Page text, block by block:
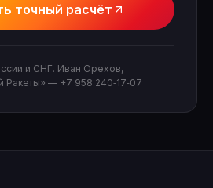
точный расчёт
и СНГ. Иван Орехов,
Ракеты» — +7 958 240‑17‑07